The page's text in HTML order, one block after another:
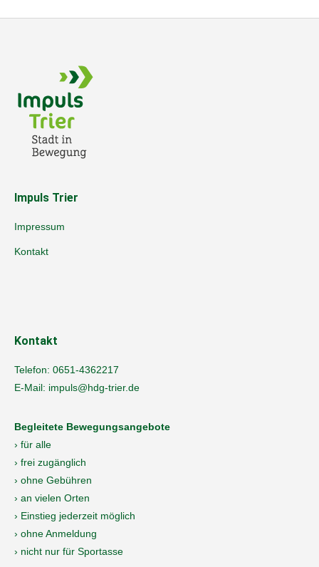
Impuls Trier
Impressum
Kontakt
Kontakt
Telefon: 0651-4362217
E-Mail: impuls@hdg-trier.de
Begleitete Bewegungsangebote
› für alle
› frei zugänglich
› ohne Gebühren
› an vielen Orten
› Einstieg jederzeit möglich
› ohne Anmeldung
› nicht nur für Sportasse